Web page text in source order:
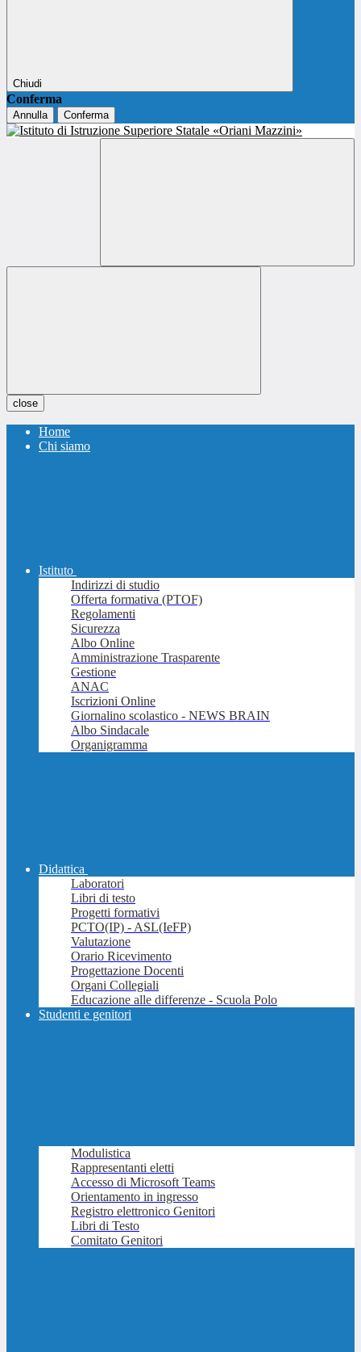
Chiudi
Conferma
Annulla Conferma
close
Home
Chi siamo
Istituto
Indirizzi di studio
Offerta formativa (PTOF)
Regolamenti
Sicurezza
Albo Online
Amministrazione Trasparente
Gestione
ANAC
Iscrizioni Online
Giornalino scolastico - NEWS BRAIN
Albo Sindacale
Organigramma
Didattica
Laboratori
Libri di testo
Progetti formativi
PCTO(IP) - ASL(IeFP)
Valutazione
Orario Ricevimento
Progettazione Docenti
Organi Collegiali
Educazione alle differenze - Scuola Polo
Studenti e genitori
Modulistica
Rappresentanti eletti
Accesso di Microsoft Teams
Orientamento in ingresso
Registro elettronico Genitori
Libri di Testo
Comitato Genitori